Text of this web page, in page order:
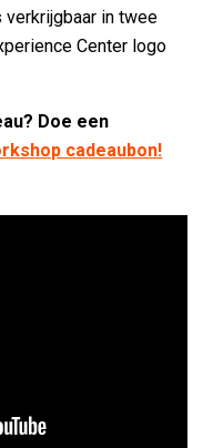
verkrijgbaar in twee
Center logo
Doe een
cadeaubon!